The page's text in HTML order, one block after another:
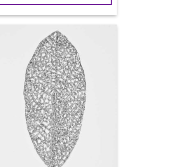
Toevoegen
wenslijst